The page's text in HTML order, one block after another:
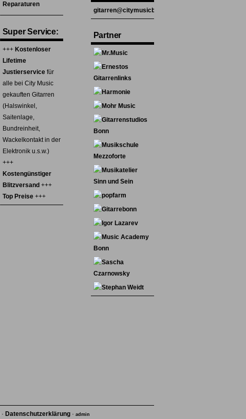
Reparaturen
Super Service:
+++ Kostenloser
Lifetime
Justierservicefür
alle bei City Music
gekauften Gitarren
(Halswinkel,
Saitenlage,
Bundreinheit,
Wackelkontakt in der
Elektronik u.s.w.)
+++
Kostengünstiger
Blitzversand +++
Top Preise+++
gitarren@citymusicbonn.de
Partner
· Datenschutzerklärung· admin